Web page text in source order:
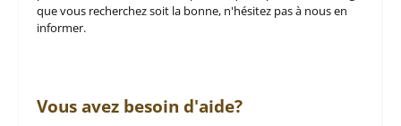
que vous recherchez soit la bonne, n'hésitez pas à nous en
informer.
Vous avez besoin d'aide?